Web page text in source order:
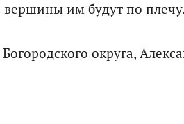
вершины им будут по плечу.
округа,